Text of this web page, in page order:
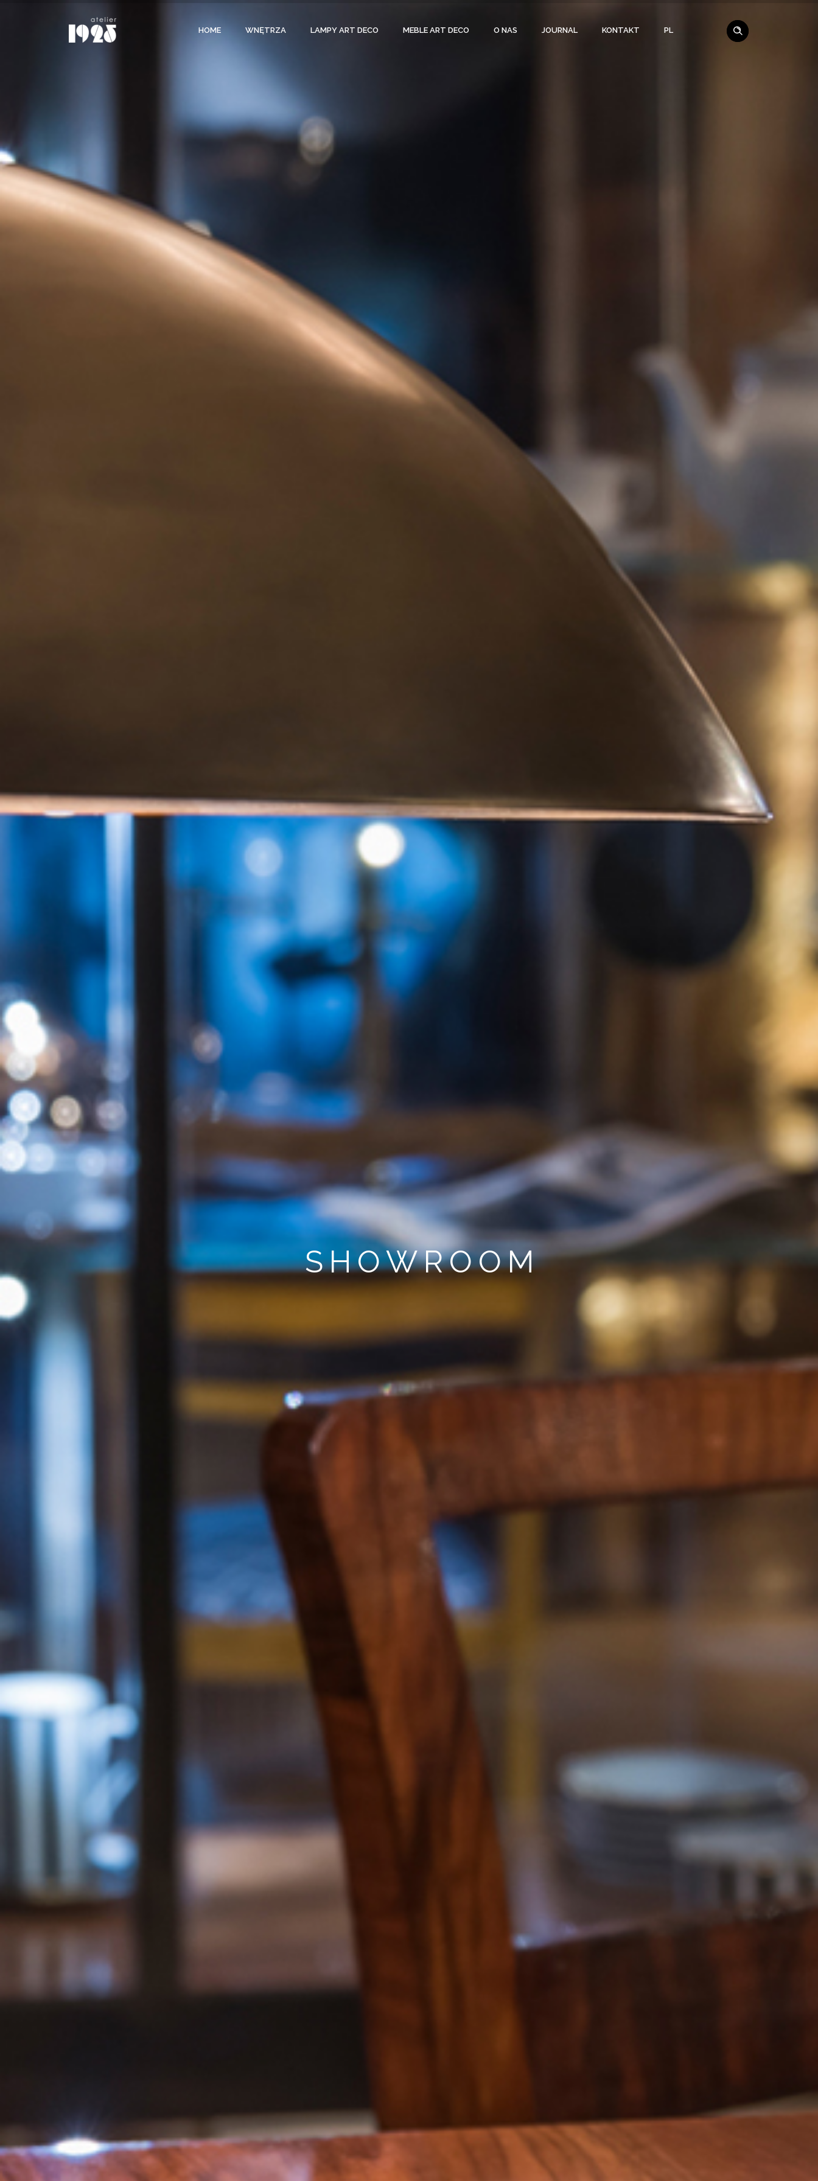
HOME WNĘTRZA LAMPY ART DECO MEBLE ART DECO O NAS JOURNAL KONTAKT PL
SHOWROOM